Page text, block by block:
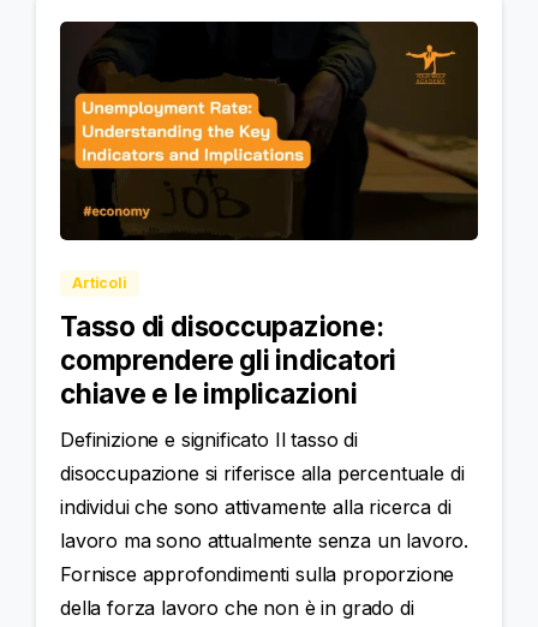
Articoli
Tasso di disoccupazione:
comprendere gli indicatori
chiave e le implicazioni
Definizione e significato Il tasso di
disoccupazione si riferisce alla percentuale di
individui che sono attivamente alla ricerca di
lavoro ma sono attualmente senza un lavoro.
Fornisce approfondimenti sulla proporzione
della forza lavoro che non è in grado di